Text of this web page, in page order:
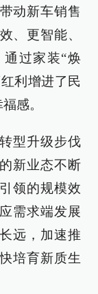
动新车销售
、更智能、
过家装“焕
利增进了民
感。
型升级步伐
新业态不断
领的规模效
需求端发展
远，加速推
培育新质生